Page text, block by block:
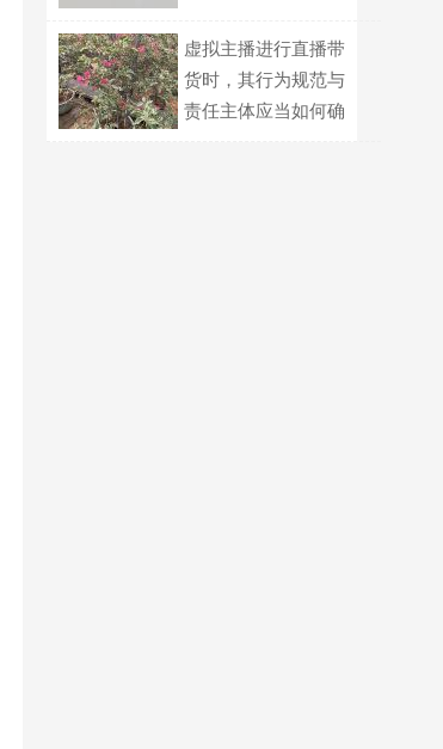
虚拟主播进行直播带
货时，其行为规范与
责任主体应当如何确